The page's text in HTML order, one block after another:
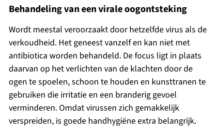
Behandeling van een virale oogontsteking
Wordt meestal veroorzaakt door hetzelfde virus als de
verkoudheid. Het geneest vanzelf en kan niet met
antibiotica worden behandeld. De focus ligt in plaats
daarvan op het verlichten van de klachten door de
ogen te spoelen, schoon te houden en kunsttranen te
gebruiken die irritatie en een branderig gevoel
verminderen. Omdat virussen zich gemakkelijk
verspreiden, is goede handhygiëne extra belangrijk.